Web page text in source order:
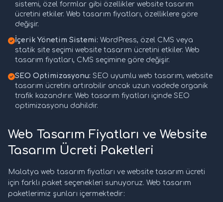
sistemi, özel formlar gibi özellikler website tasarım
ücretini etkiler. Web tasarım fiyatları, özelliklere göre
değişir.
İçerik Yönetim Sistemi: WordPress, özel CMS veya
statik site seçimi website tasarım ücretini etkiler. Web
tasarım fiyatları, CMS seçimine göre değişir.
SEO Optimizasyonu: SEO uyumlu web tasarım, website
tasarım ücretini artırabilir ancak uzun vadede organik
trafik kazandırır. Web tasarım fiyatları içinde SEO
optimizasyonu dahildir.
Web Tasarım Fiyatları ve Website
Tasarım Ücreti Paketleri
Malatya web tasarım fiyatları ve website tasarım ücreti
için farklı paket seçenekleri sunuyoruz. Web tasarım
paketlerimiz şunları içermektedir: